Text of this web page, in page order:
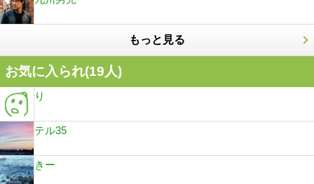
もっと見る
お気に入られ(19人)
り
テル35
きー